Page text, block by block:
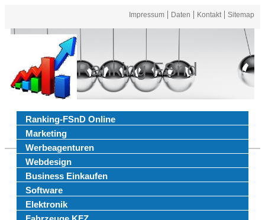
Impressum Daten Kontakt Sitemap
Ranking FSnd
Ranking-FSnD Online
Marketing
Werbeagenturen
Webdesign
Business Einkaufen
Software
Elektronik